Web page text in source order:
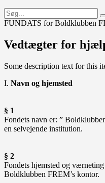
FUNDATS for Boldklubben
Vedtægter for
Some description text for this
I. Navn og hjemsted
§ 1
Fondets navn er: ”
en selvejende institution.
§ 2
Fondets hjemsted og
Boldklubben FREM’s kontor.